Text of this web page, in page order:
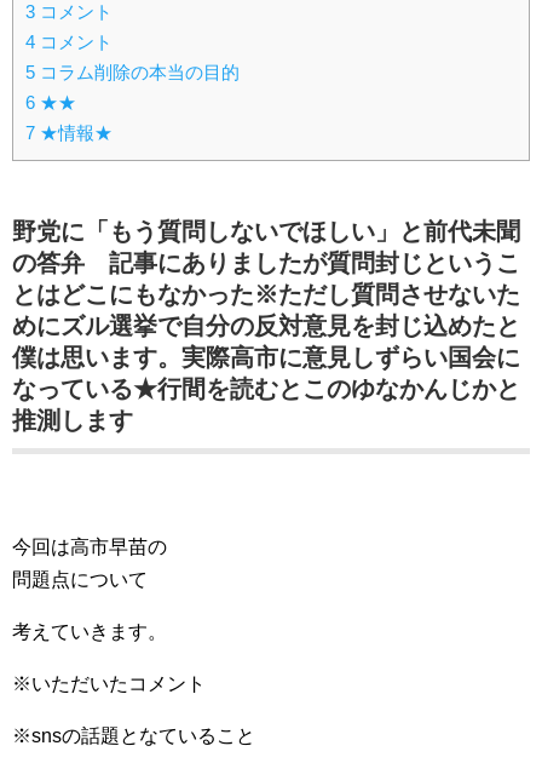
3 コメント
4 コメント
5 コラム削除の本当の目的
6 ★★
7 ★情報★
野党に「もう質問しないでほしい」と前代未聞
の答弁 記事にありましたが質問封じというこ
とはどこにもなかった※ただし質問させないた
めにズル選挙で自分の反対意見を封じ込めたと
僕は思います。実際高市に意見しずらい国会に
なっている★行間を読むとこのゆなかんじかと
推測します
今回は高市早苗の
問題点について
考えていきます。
※いただいたコメント
※snsの話題となていること